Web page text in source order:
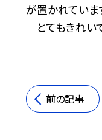
が置かれていま
とてもきれい
前の記事